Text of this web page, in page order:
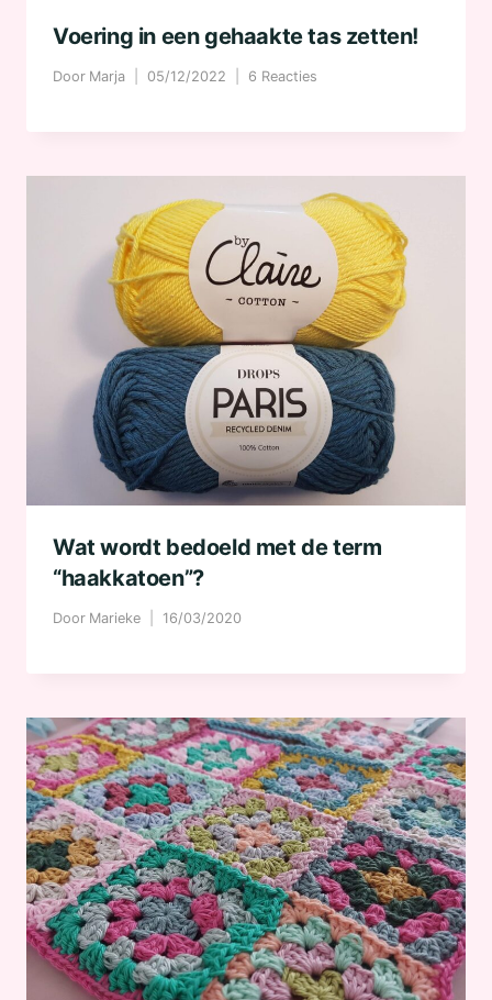
Voering in een gehaakte tas zetten!
Door Marja 05/12/2022 6 Reacties
Wat wordt bedoeld met de term
“haakkatoen”?
Door Marieke 16/03/2020